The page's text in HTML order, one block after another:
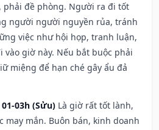
phải đề phòng. Người ra đi tốt
người người nguyền rủa, tránh
việc như hội họp, tranh luận,
giờ này. Nếu bắt buộc phải
miệng để hạn ché gây ẩu đả
03h (Sửu) Là giờ rất tốt lành,
mắn. Buôn bán, kinh doanh